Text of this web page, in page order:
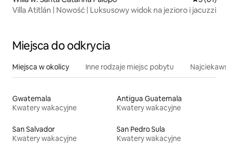
Villa Atitlán | Nowość | Luksusowy widok na jezioro i jacuzzi
Miejsca do odkrycia
Miejsca w okolicy Inne rodzaje miejsc pobytu
Gwatemala
Kwatery wakacyjne
Antigua Guatemala
Kwatery wakacyjne
San Salvador
Kwatery wakacyjne
San Pedro Sula
Kwatery wakacyjne